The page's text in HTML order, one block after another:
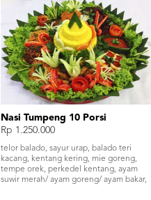
Nasi Tumpeng 10 Porsi
Rp 1.250.000
telor balado, sayur urap, balado teri
kacang, kentang kering, mie goreng,
tempe orek, perkedel kentang, ayam
suwir merah/ ayam goreng/ ayam bakar,